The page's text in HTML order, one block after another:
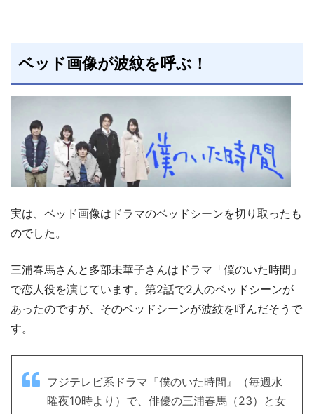
ベッド画像が波紋を呼ぶ！
実は、ベッド画像はドラマのベッドシーンを切り取ったも
のでした。
三浦春馬さんと多部未華子さんはドラマ「僕のいた時間」
で恋人役を演じています。第2話で2人のベッドシーンが
あったのですが、そのベッドシーンが波紋を呼んだそうで
す。
フジテレビ系ドラマ『僕のいた時間』（毎週水
曜夜10時より）で、俳優の三浦春馬（23）と女